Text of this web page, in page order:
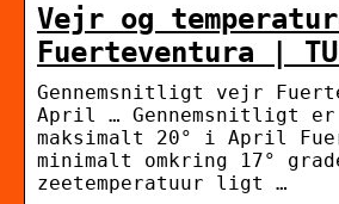
Vejr og
Fuerteventura |
Gennemsnitligt vejr
April … Gennemsnitligt
maksimalt 20° i April
minimalt omkring 17°
zeetemperatuur ligt …